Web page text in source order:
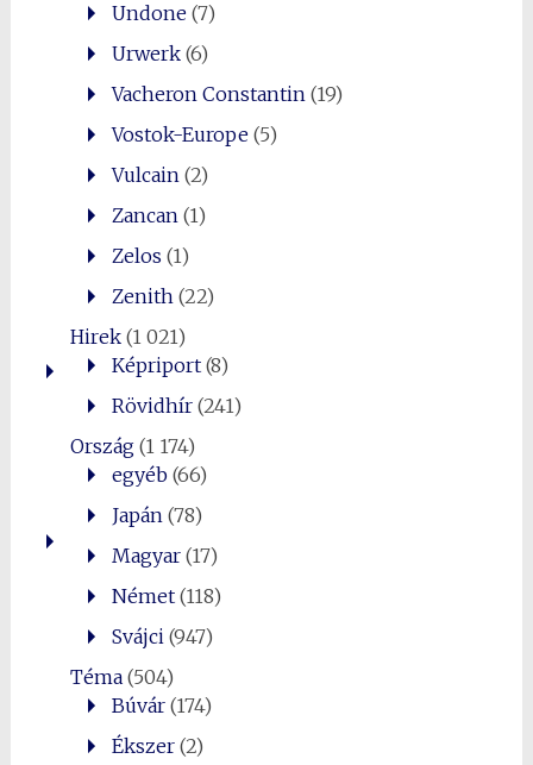
Undone(7)
Urwerk(6)
Vacheron Constantin(19)
Vostok-Europe(5)
Vulcain(2)
Zancan(1)
Zelos (1)
Zenith(22)
Hirek(1 021)
Képriport(8)
Rövidhír(241)
Ország(1 174)
egyéb(66)
Japán(78)
Magyar(17)
Német(118)
Svájci(947)
Téma(504)
Búvár(174)
Ékszer(2)